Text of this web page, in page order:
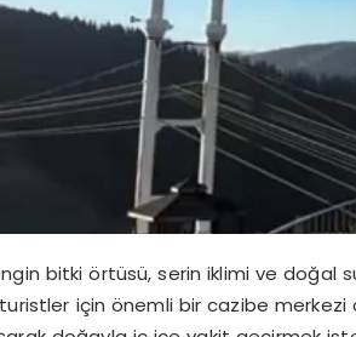
bitki örtüsü, serin iklimi ve doğal
için önemli bir cazibe merkezi